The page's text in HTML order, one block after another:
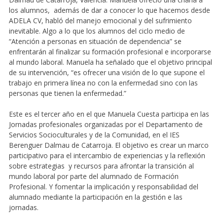
los alumnos, además de dar a conocer lo que hacemos desde
ADELA CV, habló del manejo emocional y del sufrimiento
inevitable. Algo a lo que los alumnos del ciclo medio de
“Atención a personas en situación de dependencia” se
enfrentarán al finalizar su formación profesional e incorporarse
al mundo laboral. Manuela ha señalado que el objetivo principal
de su intervención, “es ofrecer una visión de lo que supone el
trabajo en primera línea no con la enfermedad sino con las
personas que tienen la enfermedad.”
Este es el tercer año en el que Manuela Cuesta participa en las
Jornadas profesionales organizadas por el Departamento de
Servicios Socioculturales y de la Comunidad, en el IES
Berenguer Dalmau de Catarroja. El objetivo es crear un marco
participativo para el intercambio de experiencias y la reflexión
sobre estrategias y recursos para afrontar la transición al
mundo laboral por parte del alumnado de Formación
Profesional. Y fomentar la implicación y responsabilidad del
alumnado mediante la participación en la gestión e las
jornadas.